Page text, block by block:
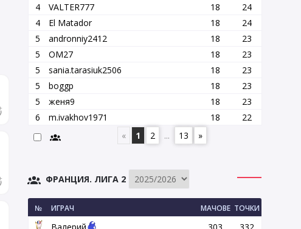
4
VALTER777 18
24
4
El Matador 18
24
5
andronniy2412 18
23
5
OM27 18
23
5
sania.tarasiuk2506 18
23
5
boggp 18
23
5
женя9 18
23
6
m.ivakhov1971 18
22
«
1 2 ... 13 »
ФРАНЦИЯ. ЛИГА 2
№ ИГРАЧ МАЧОВЕ ТОЧКИ